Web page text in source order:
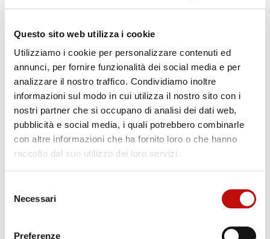
Questo sito web utilizza i cookie
Utilizziamo i cookie per personalizzare contenuti ed
annunci, per fornire funzionalità dei social media e per
analizzare il nostro traffico. Condividiamo inoltre
informazioni sul modo in cui utilizza il nostro sito con i
nostri partner che si occupano di analisi dei dati web,
pubblicità e social media, i quali potrebbero combinarle
con altre informazioni che ha fornito loro o che hanno
raccolto dal suo utilizzo dei loro servizi.
delNecessari
Preferenze